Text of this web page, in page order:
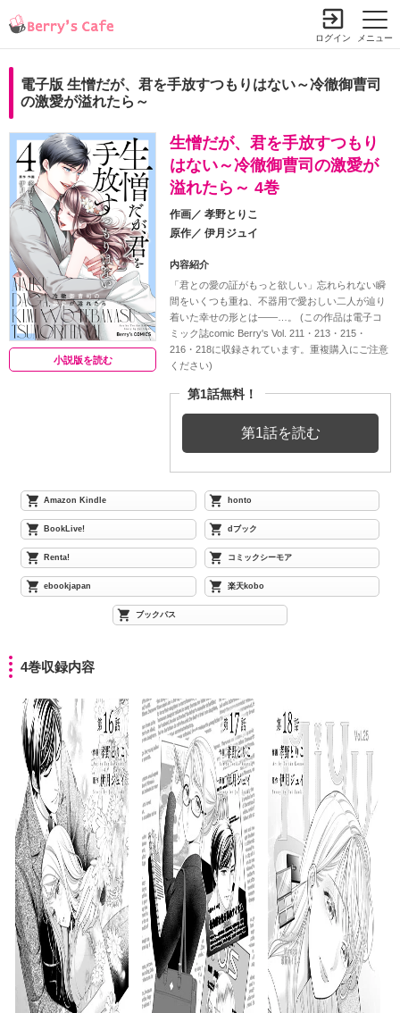
メニュー
ログイン
電子版 生憎だが、君を手放すつもりはない～冷徹御曹司
の激愛が溢れたら～
小説版を読む
生憎だが、君を手放すつもり
はない～冷徹御曹司の激愛が
溢れたら～ 4巻
作画／ 孝野とりこ
原作／ 伊月ジュイ
内容紹介
「君との愛の証がもっと欲しい」忘れられない瞬
間をいくつも重ね、不器用で愛おしい二人が辿り
着いた幸せの形とは――…。 (この作品は電子コ
ミック誌comic Berry's Vol. 211・213・215・
216・218に収録されています。重複購入にご注意
ください)
第1話無料！
第1話を読む
Amazon Kindle honto
BookLive! dブック
Renta! コミックシーモア
ebookjapan 楽天kobo
ブックパス
4巻収録内容